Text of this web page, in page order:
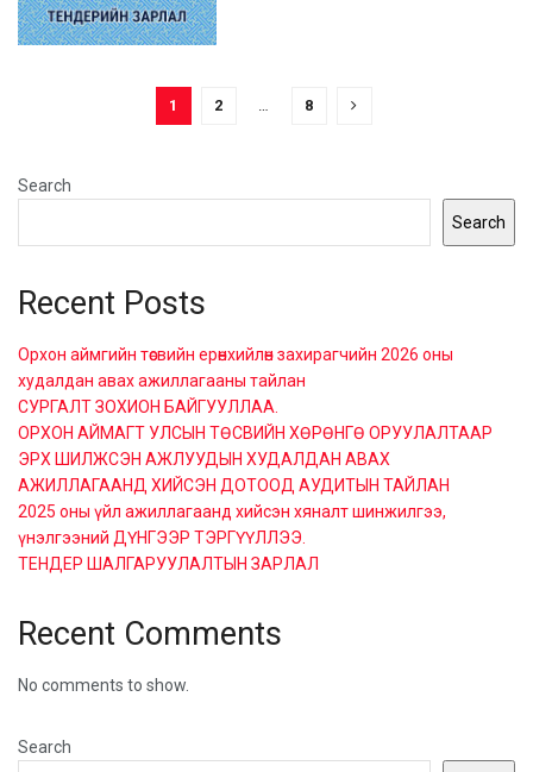
1 2 … 8
Search
Search
Recent Posts
Орхон аймгийн төсвийн ерөнхийлөн захирагчийн 2026 оны
худалдан авах ажиллагааны тайлан
СУРГАЛТ ЗОХИОН БАЙГУУЛЛАА.
ОРХОН АЙМАГТ УЛСЫН ТӨСВИЙН ХӨРӨНГӨ ОРУУЛАЛТААР
ЭРХ ШИЛЖСЭН АЖЛУУДЫН ХУДАЛДАН АВАХ
АЖИЛЛАГААНД ХИЙСЭН ДОТООД АУДИТЫН ТАЙЛАН
2025 оны үйл ажиллагаанд хийсэн хяналт шинжилгээ,
үнэлгээний ДҮНГЭЭР ТЭРГҮҮЛЛЭЭ.
ТЕНДЕР ШАЛГАРУУЛАЛТЫН ЗАРЛАЛ
Recent Comments
No comments to show.
Search